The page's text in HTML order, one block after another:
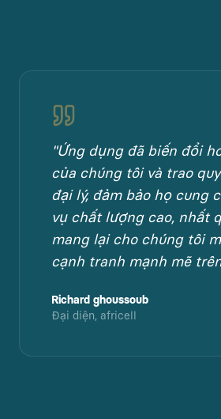
"Ứng dụng đã biến đổi
của chúng tôi và trao
đại lý, đảm bảo họ cung
vụ chất lượng cao, nhất
mang lại cho chúng tôi
cạnh tranh mạnh mẽ
Richard ghoussoub
Đại diện, africell